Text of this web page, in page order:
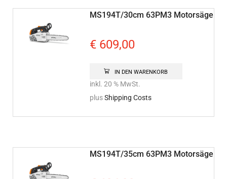
MS194T/30cm 63PM3 Motorsäge
€609,00
IN DEN WARENKORB
inkl. 20 % MwSt.
plusShipping Costs
MS194T/35cm 63PM3 Motorsäge